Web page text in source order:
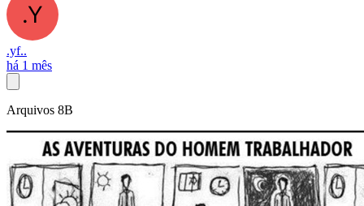
.yf..
há 1 mês
Arquivos 8B